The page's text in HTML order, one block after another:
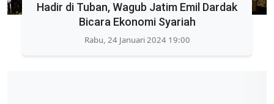
Hadir di Tuban, Wagub Jatim Emil Dardak
Bicara Ekonomi Syariah
Rabu, 24 Januari 2024 19:00